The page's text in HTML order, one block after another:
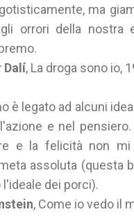
ma
orrori della nostra
Dalí, La droga sono io,
è legato ad alcuni
e nel
e la felicità non mi
assoluta (questa
dei porci).
, Come io vedo il